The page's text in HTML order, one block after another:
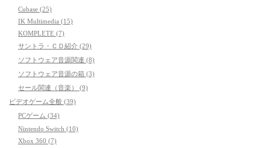
Cubase (25)
IK Multimedia (15)
KOMPLETE (7)
サントラ・ＣＤ紹介 (29)
ソフトウェア音源関連 (8)
ソフトウェア音源の箱 (3)
セール関連（音楽） (9)
ビデオゲーム全般 (39)
PCゲーム (34)
Nintendo Switch (10)
Xbox 360 (7)